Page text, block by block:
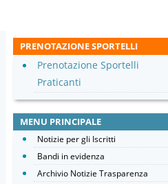
PRENOTAZIONE SPORTELLI
Prenotazione Sportelli
Praticanti
MENU PRINCIPALE
Notizie per gli Iscritti
Bandi in evidenza
Archivio Notizie Trasparenza